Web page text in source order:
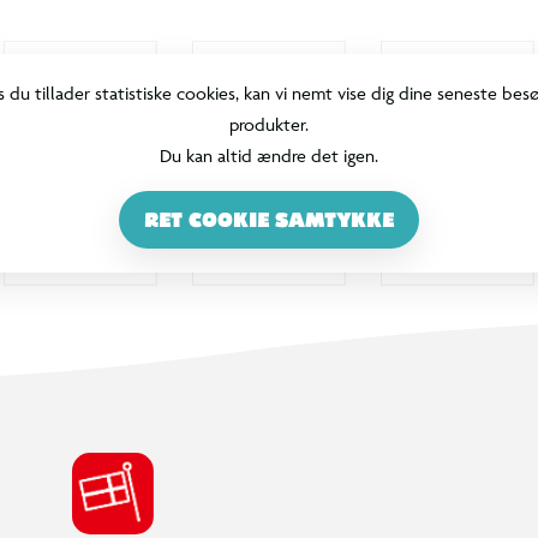
du tillader statistiske cookies, kan vi nemt vise dig dine seneste
produkter.
Du kan altid ændre det igen.
RET COOKIE SAMTYKKE